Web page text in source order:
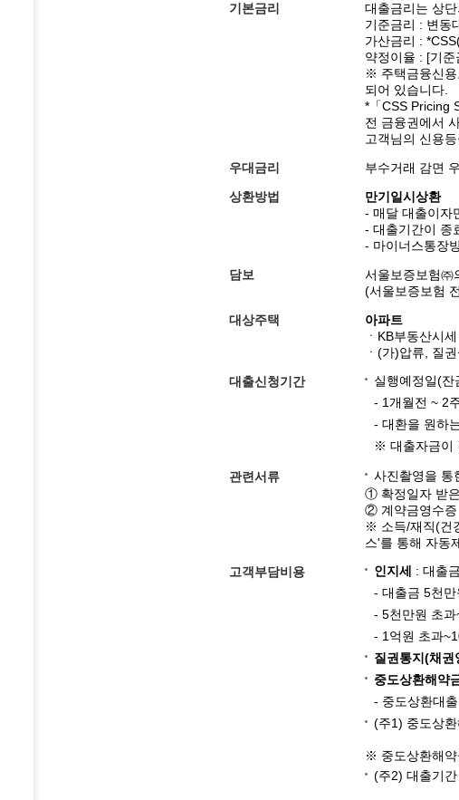
기본금리
대출금리는 상
기준금리 : 변동
가산금리 :
약정이율 : [기
※ 주택금융신용
되어 있습니다.
*「CSS Pricing
전 금융권에서
고객님의 신용
우대금리
부수거래 감면
상환방법
만기일시상환
- 매달 대출이자
- 대출기간이 종
- 마이너스통장
담보
서울보증보험㈜
(서울보증보험
대상주택
아파트
ㆍKB부동산시
ㆍ(가)압류, 질
대출신청기간
실행예정일(잔
- 1개월전 ~ 2
- 대환을 원하
※ 대출자금이
관련서류
사진촬영을 통
① 확정일자 받
② 계약금영수증
※ 소득/재직(건
스'를 통해 자동
고객부담비용
인지세 : 대출
- 대출금 5천만
- 5천만원 초
- 1억원 초과
질권통지(채권
중도상환해약
- 중도상환대
(주1) 중도상
※ 중도상환해약
(주2) 대출기